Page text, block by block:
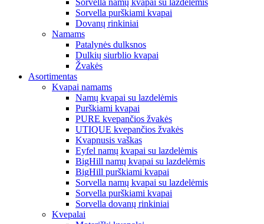
Sorvella purškiami kvapai
Dovanų rinkiniai
Namams
Patalynės dulksnos
Dulkių siurblio kvapai
Žvakės
Asortimentas
Kvapai namams
Namų kvapai su lazdelėmis
Purškiami kvapai
PURE kvepančios žvakės
UTIQUE kvepančios žvakės
Kvapnusis vaškas
Eyfel namų kvapai su lazdelėmis
BigHill namų kvapai su lazdelėmis
BigHill purškiami kvapai
Sorvella namų kvapai su lazdelėmis
Sorvella purškiami kvapai
Sorvella dovanų rinkiniai
Kvepalai